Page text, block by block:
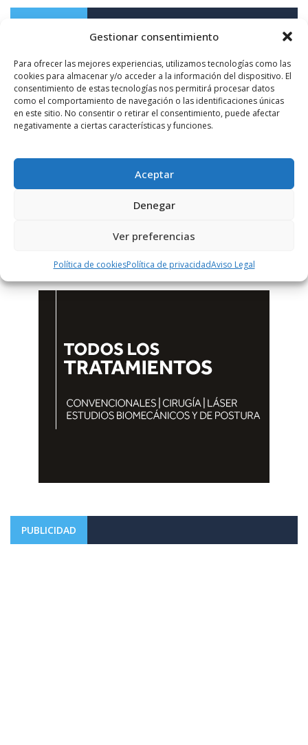
Gestionar consentimiento
Para ofrecer las mejores experiencias, utilizamos tecnologías como las
cookies para almacenar y/o acceder a la información del dispositivo. El
consentimiento de estas tecnologías nos permitirá procesar datos
como el comportamiento de navegación o las identificaciones únicas
en este sitio. No consentir o retirar el consentimiento, puede afectar
negativamente a ciertas características y funciones.
Aceptar
Denegar
Ver preferencias
Política de cookiesPolítica de privacidadAviso Legal
PUBLICIDAD
PUBLICIDAD